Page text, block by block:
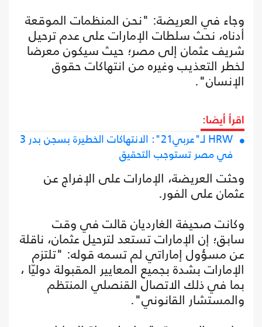
وجاء في العريضة: "نحن المنظمات الموقعة
أدناه، نحث سلطات الإمارات على عدم ترحيل
شريف عثمان إلى مصر؛ حيث سيكون معرضا
لخطر التعذيب وغيره من انتهاكات حقوق
الإنسان".
اقرأ أيضا:
HRW لـ"عربي21": الانتهاكات الخطيرة بسجن بدر 3
في مصر تستوجب التحقيق
وحثت العريضة، الإمارات على الإفراج عن
عثمان على الفور.
وكانت صحيفة الغارديان قالت في وقت
سابق؛ إن الإمارات تستعد لترحيل عثمان، ناقلة
عن مسؤول إماراتي لم تسمه قوله: "تلتزم
الإمارات بشدة بجميع المعايير المقبولة دوليّا ،
بما في ذلك الاتصال القنصلي المنتظم
والمستشار القانوني".